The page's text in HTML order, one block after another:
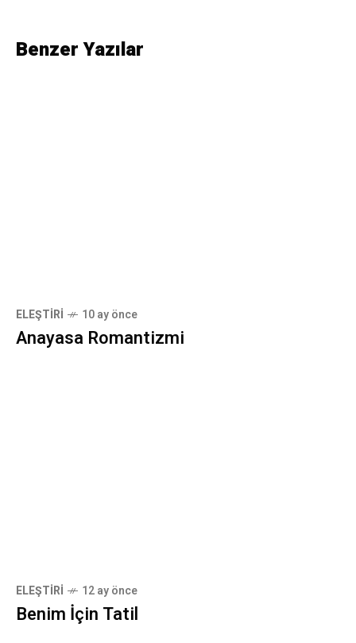
Benzer Yazılar
ELEŞTIRI 10 ay önce
Anayasa Romantizmi
ELEŞTIRI 12 ay önce
Benim İçin Tatil